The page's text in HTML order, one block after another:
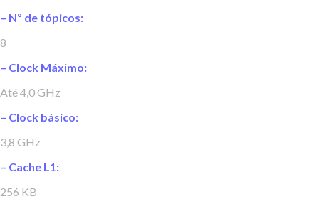
– Nº de tópicos:
8
– Clock Máximo:
Até 4,0 GHz
– Clock básico:
3,8 GHz
– Cache L1:
256 KB